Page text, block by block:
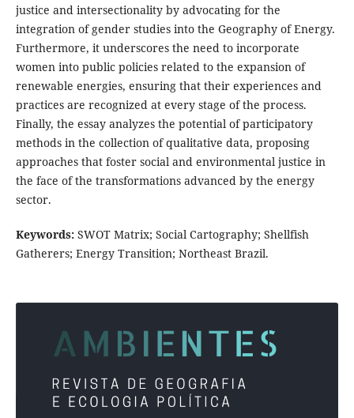
justice and intersectionality by advocating for the
integration of gender studies into the Geography of Energy.
Furthermore, it underscores the need to incorporate
women into public policies related to the expansion of
renewable energies, ensuring that their experiences and
practices are recognized at every stage of the process.
Finally, the essay analyzes the potential of participatory
methods in the collection of qualitative data, proposing
approaches that foster social and environmental justice in
the face of the transformations advanced by the energy
sector.
Keywords: SWOT Matrix; Social Cartography; Shellfish
Gatherers; Energy Transition; Northeast Brazil.